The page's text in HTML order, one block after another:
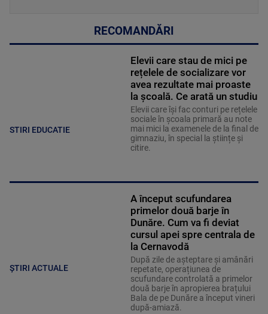
RECOMANDĂRI
STIRI EDUCATIE
Elevii care stau de mici pe
rețelele de socializare vor
avea rezultate mai proaste
la școală. Ce arată un studiu
Elevii care îşi fac conturi pe rețelele
sociale în școala primară au note
mai mici la examenele de la final de
gimnaziu, în special la științe și
citire.
ȘTIRI ACTUALE
A început scufundarea
primelor două barje în
Dunăre. Cum va fi deviat
cursul apei spre centrala de
la Cernavodă
După zile de așteptare și amânări
repetate, operațiunea de
scufundare controlată a primelor
două barje în apropierea brațului
Bala de pe Dunăre a început vineri
după-amiază.